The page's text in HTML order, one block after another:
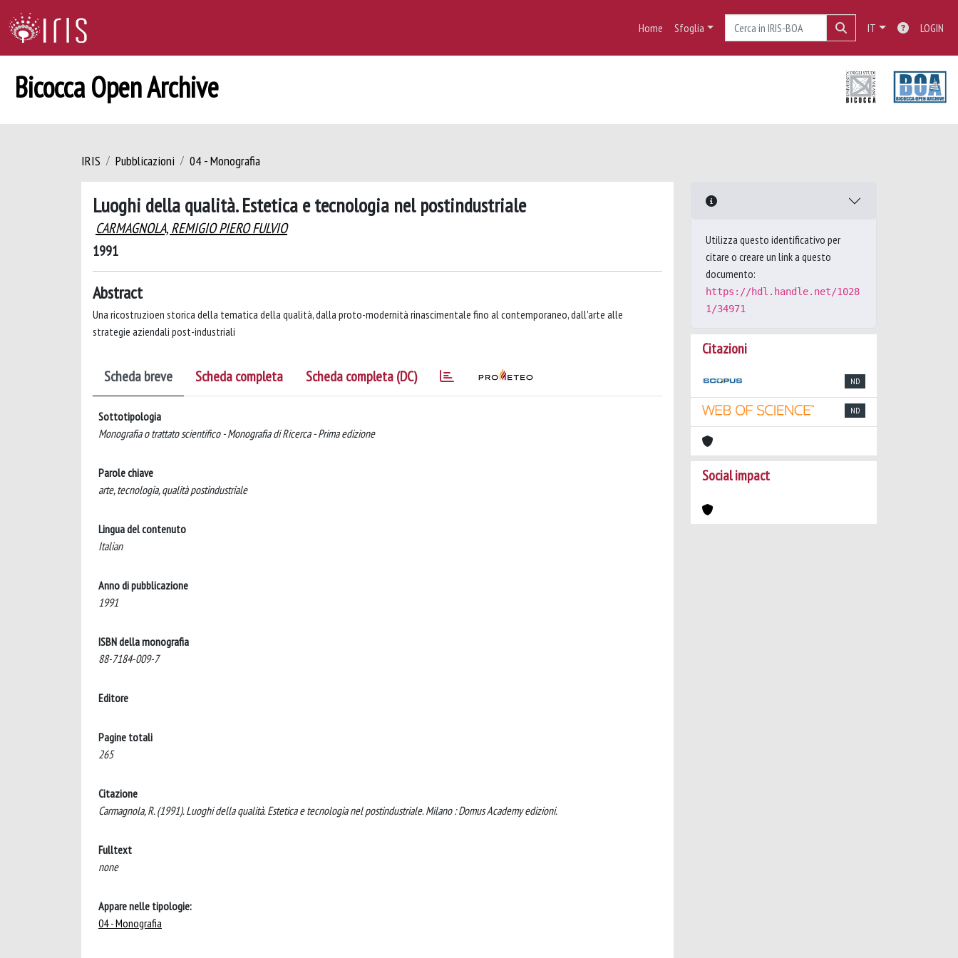
Home Sfoglia IT LOGIN
Bicocca Open Archive
IRIS Pubblicazioni 04 - Monografia
Luoghi della qualità. Estetica e tecnologia nel postindustriale
CARMAGNOLA, REMIGIO PIERO FULVIO
1991
Abstract
Una ricostruzioen storica della tematica della qualità, dalla proto-modernità rinascimentale fino al contemporaneo, dall'arte alle
strategie aziendali post-industriali
Scheda breve Scheda completa Scheda completa (DC)
Sottotipologia
Monografia o trattato scientifico - Monografia di Ricerca - Prima edizione
Parole chiave
arte, tecnologia, qualità postindustriale
Lingua del contenuto
Italian
Anno di pubblicazione
1991
ISBN della monografia
88-7184-009-7
Editore
Pagine totali
265
Citazione
Carmagnola, R. (1991). Luoghi della qualità. Estetica e tecnologia nel postindustriale. Milano : Domus Academy edizioni.
Fulltext
none
Appare nelle tipologie:
04 - Monografia
Utilizza questo identificativo per
citare o creare un link a questo
documento:
https://hdl.handle.net/1028
1/34971
Citazioni
ND
ND
Social impact